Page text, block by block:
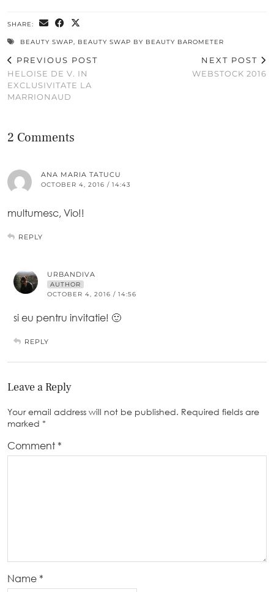
SHARE:
BEAUTY SWAP, BEAUTY SWAP BY BEAUTY BAROMETER
PREVIOUS POST
HELOISE DE V. IN
EXCLUSIVITATE LA
MARRIONAUD
NEXT POST
WEBSTOCK 2016
2 Comments
ANA MARIA TATUCU
OCTOBER 4, 2016 / 14:43
multumesc, Vio!!
REPLY
URBANDIVA
AUTHOR
OCTOBER 4, 2016 / 14:56
si eu pentru invitatie! 🙂
REPLY
Leave a Reply
Your email address will not be published. Required fields are
marked *
Comment *
Name *